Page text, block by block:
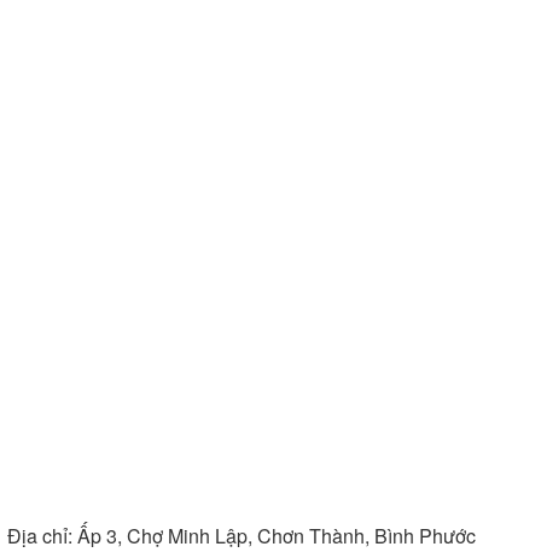
Địa chỉ: Ấp 3, Chợ Minh Lập, Chơn Thành, Bình Phước